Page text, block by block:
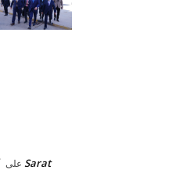
Sarat على